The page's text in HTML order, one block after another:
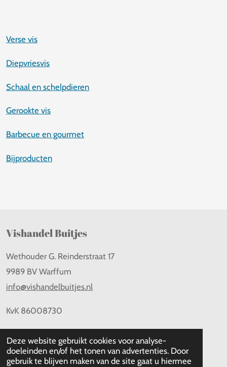
Deze website gebruikt cookies voor analyse-
doeleinden en/of het tonen van advertenties. Door
gebruik te blijven maken van de site gaat u hiermee
Verse vis
Diepvriesvis
Schaal en schelpdieren
Gerookte vis
Barbecue en gourmet
Bijproducten
Vishandel Buitjes
Wethouder G. Reinderstraat 17
9989 BV Warffum
info@vishandelbuitjes.nl
KvK 86008730
Klantenservice